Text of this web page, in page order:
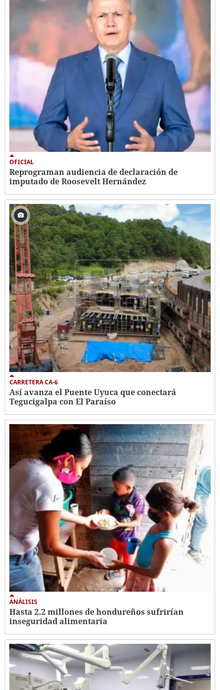
OFICIAL
Reprograman audiencia de declaración de
imputado de Roosevelt Hernández
CARRETERA CA-6
Así avanza el Puente Uyuca que conectará
Tegucigalpa con El Paraíso
ANÁLISIS
Hasta 2.2 millones de hondureños sufrirían
inseguridad alimentaria